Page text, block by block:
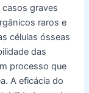
graves
raros e
células ósseas
das
processo que
A eficácia do